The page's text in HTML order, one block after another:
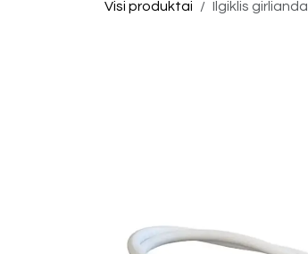
Visi produktai Ilgiklis